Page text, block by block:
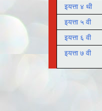
इयत्ता ४ थी
इयत्ता ५ वी
इयत्ता ६ वी
इयत्ता ७ वी